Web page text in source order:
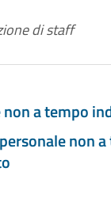
di staff
non a tempo
non